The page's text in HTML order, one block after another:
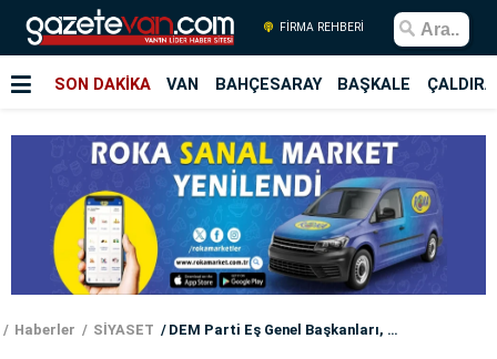
FİRMA REHBERİ
SON DAKİKA VAN BAHÇESARAY BAŞKALE
Haberler SİYASET DEM Parti Eş Genel Başkanları, Özgür Özel'i ziyaret edecek